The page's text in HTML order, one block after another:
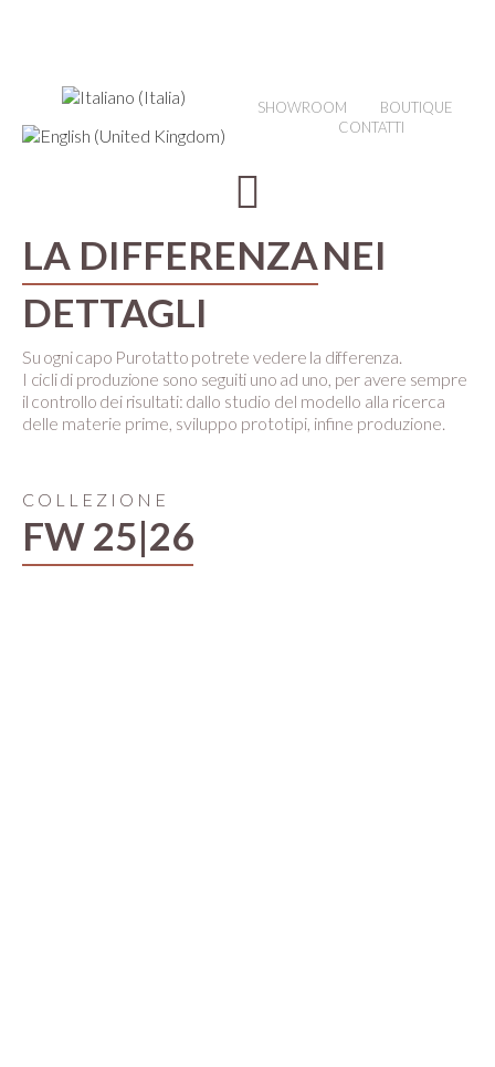
SHOWROOM
BOUTIQUE
CONTATTI
LA DIFFERENZANEI
DETTAGLI
Su ogni capo Purotatto potrete vedere la differenza.
I cicli di produzione sono seguiti uno ad uno, per avere sempre
il controllo dei risultati: dallo studio del modello alla ricerca
delle materie prime, sviluppo prototipi, infine produzione.
COLLEZIONE
FW 25|26